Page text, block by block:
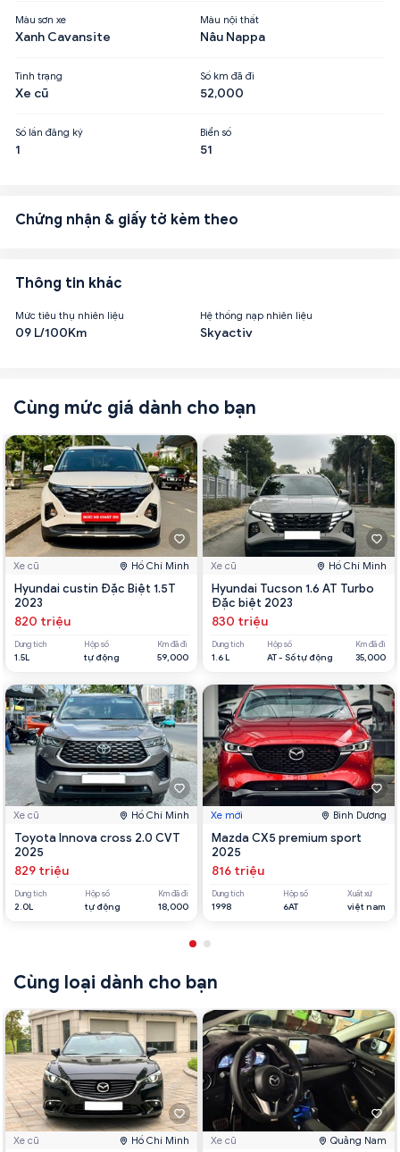
Màu sơn xe
Xanh Cavansite
Màu nội thất
Nâu Nappa
Tình trạng
Xe cũ
Số km đã đi
52,000
Số lần đăng ký
1
Biển số
51
Chứng nhận & giấy tờ kèm theo
Thông tin khác
Mức tiêu thụ nhiên liệu
09 L/100Km
Hệ thống nạp nhiên liệu
Skyactiv
Cùng mức giá dành cho bạn
Xe cũ Hồ Chí Minh
Hyundai custin Đặc Biệt 1.5T
2023
820 triệu
Dung tích
1.5L
Hộp số
tự động
Km đã đi
59,000
Xe cũ Hồ Chí Minh
Toyota Innova cross 2.0 CVT
2025
829 triệu
Dung tích
2.0L
Hộp số
tự động
Km đã đi
18,000
Xe cũ Hồ Chí Minh
Hyundai Tucson 1.6 AT Turbo
Đặc biệt 2023
830 triệu
Dung tích
1.6 L
Hộp số
AT - Số tự động
Km đã đi
35,000
Xe mới Bình Dương
Mazda CX5 premium sport
2025
816 triệu
Dung tích
1998
Hộp số
6AT
Xuất xứ
việt nam
Cùng loại dành cho bạn
Xe cũ Hồ Chí Minh Xe cũ Quảng Nam